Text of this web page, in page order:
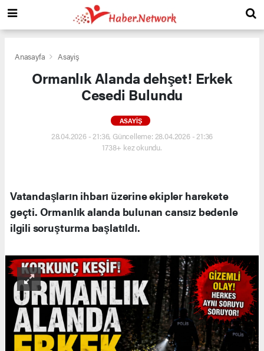
Anasayfa Asayiş
Ormanlık Alanda dehşet! Erkek
Cesedi Bulundu
ASAYIŞ
28.04.2026 - 21:36, Güncelleme: 28.04.2026 - 21:36
1738+ kez okundu.
Vatandaşların ihbarı üzerine ekipler harekete
geçti. Ormanlık alanda bulunan cansız bedenle
ilgili soruşturma başlatıldı.